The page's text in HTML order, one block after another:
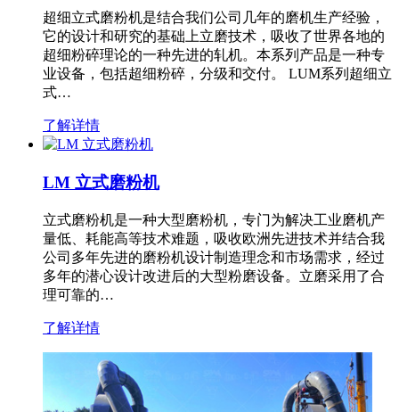
超细立式磨粉机是结合我们公司几年的磨机生产经验，
它的设计和研究的基础上立磨技术，吸收了世界各地的
超细粉碎理论的一种先进的轧机。本系列产品是一种专
业设备，包括超细粉碎，分级和交付。 LUM系列超细立
式…
了解详情
LM 立式磨粉机
立式磨粉机是一种大型磨粉机，专门为解决工业磨机产
量低、耗能高等技术难题，吸收欧洲先进技术并结合我
公司多年先进的磨粉机设计制造理念和市场需求，经过
多年的潜心设计改进后的大型粉磨设备。立磨采用了合
理可靠的…
了解详情